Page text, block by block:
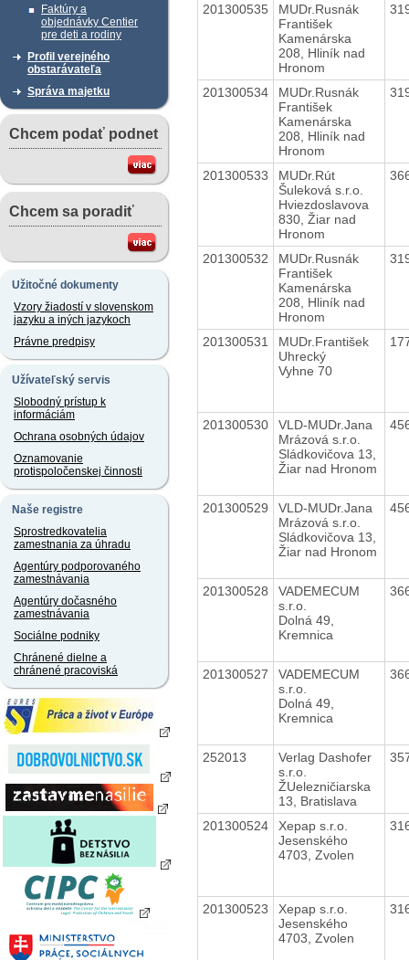
Faktúry a
objednávky Centier
pre deti a rodiny
Profil verejného
obstarávateľa
Správa majetku
Chcem podať podnet
Chcem sa poradiť
Užitočné dokumenty
Vzory žiadostí v slovenskom
jazyku a iných jazykoch
Právne predpisy
Užívateľský servis
Slobodný prístup k
informáciám
Ochrana osobných údajov
Oznamovanie
protispoločenskej činnosti
Naše registre
Sprostredkovatelia
zamestnania za úhradu
Agentúry podporovaného
zamestnávania
Agentúry dočasného
zamestnávania
Sociálne podniky
Chránené dielne a
chránené pracoviská
201300535
MUDr.Rusnák
František
Kamenárska
208, Hliník nad
Hronom
201300534
MUDr.Rusnák
František
Kamenárska
208, Hliník nad
Hronom
201300533
MUDr.Rút
Šuleková s.r.o.
Hviezdoslavova
830, Žiar nad
Hronom
201300532
MUDr.Rusnák
František
Kamenárska
208, Hliník nad
Hronom
201300531
MUDr.František
Uhrecký
Vyhne 70
201300530
VLD-MUDr.Jana
Mrázová s.r.o.
Sládkovičova 13,
Žiar nad Hronom
201300529
VLD-MUDr.Jana
Mrázová s.r.o.
Sládkovičova 13,
Žiar nad Hronom
201300528
VADEMECUM
s.r.o.
Dolná 49,
Kremnica
201300527
VADEMECUM
s.r.o.
Dolná 49,
Kremnica
252013
Verlag Dashofer
s.r.o.
ŽUelezničiarska
13, Bratislava
201300524
Xepap s.r.o.
Jesenského
4703, Zvolen
201300523
Xepap s.r.o.
Jesenského
4703, Zvolen